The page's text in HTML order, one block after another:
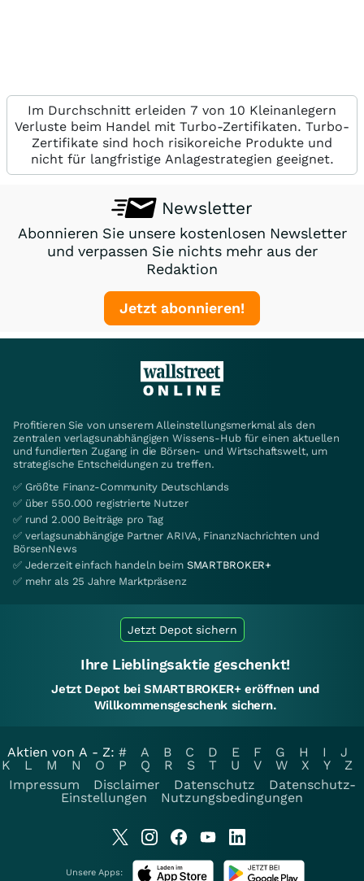
Im Durchschnitt erleiden 7 von 10 Kleinanlegern
Verluste beim Handel mit Turbo-Zertifikaten. Turbo-
Zertifikate sind hoch risikoreiche Produkte und
nicht für langfristige Anlagestrategien geeignet.
Newsletter
Abonnieren Sie unsere kostenlosen Newsletter
und verpassen Sie nichts mehr aus der
Redaktion
Jetzt abonnieren!
Profitieren Sie von unserem Alleinstellungsmerkmal als den
zentralen verlagsunabhängigen Wissens-Hub für einen aktuellen
und fundierten Zugang in die Börsen- und Wirtschaftswelt, um
strategische Entscheidungen zu treffen.
✅ Größte Finanz-Community Deutschlands
✅ über 550.000 registrierte Nutzer
✅ rund 2.000 Beiträge pro Tag
✅ verlagsunabhängige Partner ARIVA, FinanzNachrichten und
BörsenNews
✅ Jederzeit einfach handeln beim SMARTBROKER+
✅ mehr als 25 Jahre Marktpräsenz
Jetzt Depot sichern
Ihre Lieblingsaktie geschenkt!
Jetzt Depot bei SMARTBROKER+ eröffnen und
Willkommensgeschenk sichern.
Aktien von A - Z: # A B C D E F G H I
J
K
L M N O P Q R S T U V W X Y
Z
Impressum
Disclaimer Datenschutz
Datenschutz-
Einstellungen
Nutzungsbedingungen
Unsere Apps: